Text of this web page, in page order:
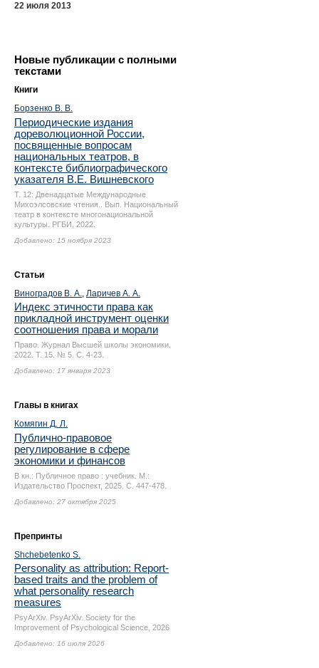
22 июля 2013
Новые публикации с полными
текстами
Книги
Борзенко В. В.
Периодические издания
дореволюционной России,
посвященные вопросам
национальных театров, в
контексте библиографического
указателя В.Е. Вишневского
Т. 12: Двенадцатые Международные
Михоэлсовские чтения.. Вып. Национальный
театр в контексте многонациональной
культуры. РГБИ, 2022.
Добавлено: 15 ноября 2023
Статьи
Виноградов В. А.
Ларичев А. А.
Индекс этичности права как
прикладной инструмент оценки
соотношения права и морали
Право. Журнал Высшей школы экономики.
2022. Т. 15. № 5. С. 4-23.
Добавлено: 17 января 2023
Главы в книгах
Комягин Д. Л.
Публично-правовое
регулирование в сфере
экономики и финансов
В кн.: Публичное право : учебник. М.:
Издательство Проспект, 2025. С. 447-478.
Добавлено: 27 октября 2025
Препринты
Shchebetenko S.
Personality as attribution: Report-
based traits and the problem of
what personality research
measures
PsyArXiv. PsyArXiv. Society for the
Improvement of Psychological Science, 2026
Добавлено: 16 июля 2026